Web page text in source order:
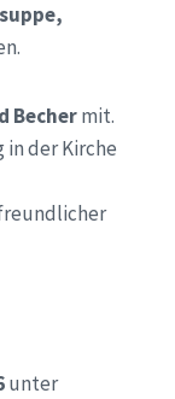
Bechermit.
in der Kirche
unter